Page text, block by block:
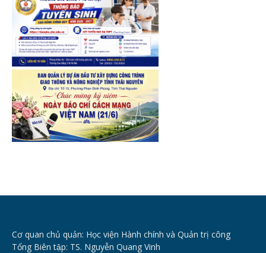
Cơ quan chủ quản: Học viện Hành chính và Quản trị công
Tổng Biên tập: TS. Nguyễn Quang Vinh